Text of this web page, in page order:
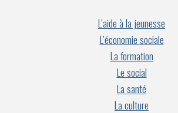
L’aide à la jeunesse
L’économie sociale
La formation
Le social
La santé
La culture